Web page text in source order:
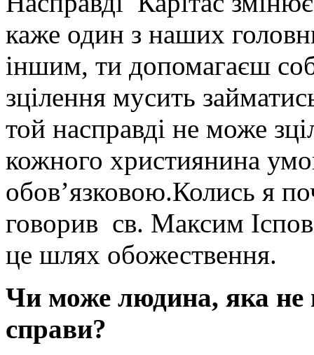
каже один з наших
іншим, ти допомагаєш
зцілення мусить
той насправді не може
кожного християнина
обов’язковою.Колись я
говорив св. Максим
це шлях обожествення.
Чи може людина, яка не
справи?